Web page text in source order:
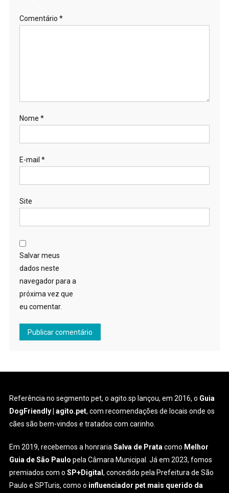
Comentário *
Nome *
E-mail *
Site
Salvar meus
dados neste
navegador para a
próxima vez que
eu comentar.
Referência no segmento pet, o agito.sp lançou, em 2016, o Guia
DogFriendly | agito.pet, com recomendações de locais onde os
cães são bem-vindos e tratados com carinho.
Em 2019, recebemos a honrariaSalva de Prata como Melhor
Guia de São Paulo pela Câmara Municipal. Já em 2023, fomos
premiados com oSP+Digital, concedido pela Prefeitura de São
Paulo e SPTuris, como o influenciador pet mais querido da